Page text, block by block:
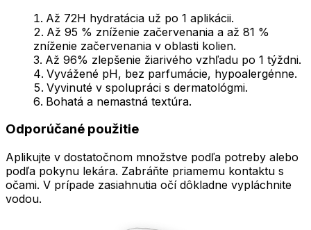
Až 72H hydratácia už po 1 aplikácii.
Až 95 % zníženie začervenania a až 81 %
zníženie začervenania v oblasti kolien.
Až 96% zlepšenie žiarivého vzhľadu po 1 týždni.
Vyvážené pH, bez parfumácie, hypoalergénne.
Vyvinuté v spolupráci s dermatológmi.
Bohatá a nemastná textúra.
Odporúčané použitie
Aplikujte v dostatočnom množstve podľa potreby alebo
podľa pokynu lekára. Zabráňte priamemu kontaktu s
očami. V prípade zasiahnutia očí dôkladne vypláchnite
vodou.